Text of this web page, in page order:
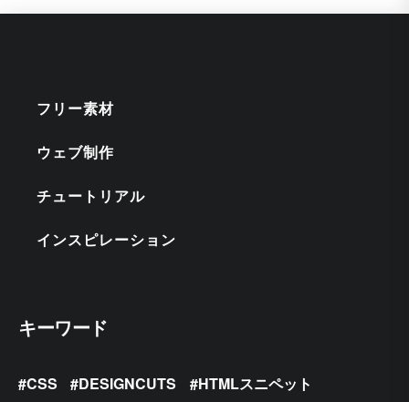
フリー素材
ウェブ制作
チュートリアル
インスピレーション
キーワード
CSS DESIGNCUTS
HTMLスニペット